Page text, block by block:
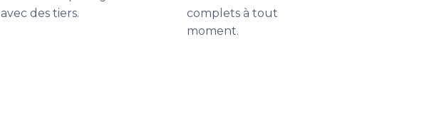
avec des tiers.
complets à tout
moment.